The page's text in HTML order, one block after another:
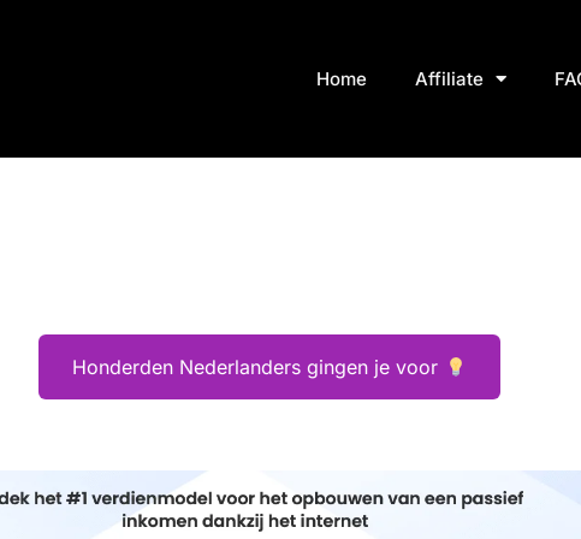
Home Affiliate
Honderden Nederlanders gingen je voor